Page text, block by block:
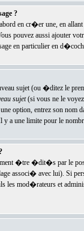
?
en cr�er une, en
pouvez aussi ajouter
en particulier en
sujet (ou �ditez le
sujet(si vous ne le voyez
option, entrez son nom
y a une limite pour le
�tre �dit�s par le
associ� avec lui). Si
mod�rateurs et